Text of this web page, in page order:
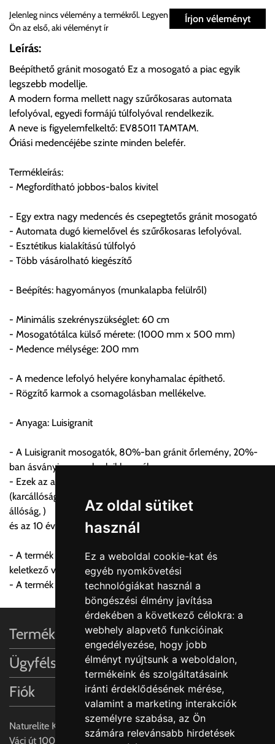
Az oldal sütiket
használ
Ez a weboldal cookie-kat és
egyéb nyomkövetési
technológiákat használ a
böngészési élmény javítása
érdekében a következő célokra: a
webhely alapvető funkcióinak
engedélyezése, hogy jobb
élményt nyújtsunk a weboldalon,
termékeink és szolgáltatásaink
iránti érdeklődésének mérése,
valamint a marketing interakciók
személyre szabása, az Ön
számára relevánsabb hirdetések
Személyes átvétel:
Önnek lehetősége van rendelését a beérkezést követően
előre egyeztetett időpontban.
Cím:1133 Budapest, Váci út 100.
Szállítási díjak:
úgy esetenként több lehetőséget ajánl fel a program. Kérjük, a
vásárolt árú figyelembevételével az önnek megfelelő szállítási
Amennyiben nem biztos választásában, vagy a program
automatikusan nem ajánl fel szállítási költséget, úgy válassza
a 0.- forintos szállítást, kollégáink megvizsgálják a vásárolt
termék adatait, majd visszaigazolják a szállítás költségét.
Ingyenes szállítási lehetőség nincs!
a központ igazolja vissza. Amennyiben a költséget az Ön által
gondoltnál magasabb értékben igazoljuk vissza, úgy a
visszaigazolástól számított 24 órán belül a terméket
módosítását.
KERÁMIA TERMÉKEK SZÁLLÍTATÁSA NEM, VAGY CSAK
FELELŐSSÉGÉRE LEHETSÉGES!!
Egyéb leírások:
Budapesti szállítások:
1, Budapestre kért szállítás esetén az általános szállítás
egyedi áron. A szállítás megbeszélt időablakban lehetőség
szerint 1 órás intervallumon belüli pontos időpont
megjelöléssel kérhető munkanapokon 09.00 - 15.00 között.
A költséget a megrendeléskor rendelt termék/termékek,
valamint az ott megadott szállítási cím alapján a központ
számolja, valamint visszaigazolja.
Az árak csak a címre való szállítást tartalmazzák
anyagmozgatás, be- illetve felszállítás nélkül.
Az árak az utánvét és értékbevallási díjat nem tartalmazzák.
Utánvét díjak:
1, 0-200.000 forint szállítónak fizetett vásárlási ellenérték
Írjon véleményt
Jelenleg nincs vélemény a termékről. Legyen
Ön az első, aki véleményt ír
Leírás:
Beépíthető gránit mosogató Ez a mosogató a piac egyik
legszebb modellje.
A modern forma mellett nagy szűrőkosaras automata
lefolyóval, egyedi formájú túlfolyóval rendelkezik.
A neve is figyelemfelkeltő: EV85011 TAMTAM.
Óriási medencéjébe szinte minden belefér.
Termékleírás:
- Megfordítható jobbos-balos kivitel
- Egy extra nagy medencés és csepegtetős gránit mosogató
- Automata dugó kiemelővel és szűrőkosaras lefolyóval.
- Esztétikus kialakítású túlfolyó
- Több vásárolható kiegészítő
- Beépítés: hagyományos (munkalapba felülről)
- Minimális szekrényszükséglet: 60 cm
- Mosogatótálca külső mérete: (1000 mm x 500 mm)
- Medence mélysége: 200 mm
- A medence lefolyó helyére konyhamalac építhető.
- Rögzítő karmok a csomagolásban mellékelve.
- Anyaga: Luisigranit
- A Luisigranit mosogatók, 80%-ban gránit őrlemény, 20%-
ban ásványi anyagok, akril keveréke.
- Ezek az anyagok biztosítják a kimagasló minőséget,
(karcállóság, 220C° hő állóság, könnyű tisztíthatóság, U.V.
állóság, )
és az 10 éves garanciát.
- A termék garanciája nem terjed ki a karbantartás hiányából
keletkező vízkő lerakódás miatti elszíneződésre.
- A termék garanciája nem terjed ki a lefolyó rendszerre.
Naturelite Kft,
Váci út 100.,
Termékinformációk
Ügyfélszolgálat
Fiók